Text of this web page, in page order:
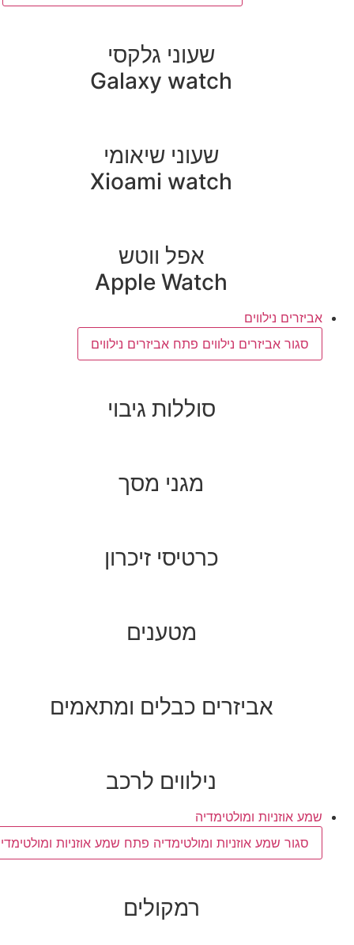
שעוני גלקסי
Galaxy watch
שעוני שיאומי
Xioami watch
אפל ווטש
Apple Watch
אביזרים נילווים
סגור אביזרים נילווים פתח אביזרים נילווים
סוללות גיבוי
מגני מסך
כרטיסי זיכרון
מטענים
אביזרים כבלים ומתאמים
נילווים לרכב
שמע אוזניות ומולטימדיה
סגור שמע אוזניות ומולטימדיה פתח שמע אוזניות ומולטימדיה
רמקולים